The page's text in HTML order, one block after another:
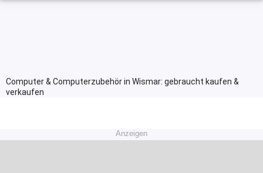
Computer & Computerzubehör in Wismar: gebraucht kaufen &
verkaufen
Anzeigen